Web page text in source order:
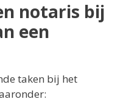
notaris bij
een
taken bij het